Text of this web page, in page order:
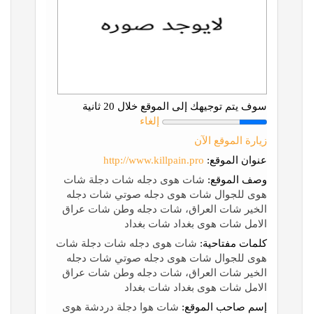
سوف يتم توجيهك إلى الموقع خلال 20 ثانية
إلغاء
زيارة الموقع الآن
عنوان الموقع: http://www.killpain.pro
وصف الموقع: شات هوى دجله شات دجلة شات
هوى للجوال شات هوى دجله صوتي شات دجله
الخير شات العراق، شات دجله وطن شات عراق
الامل شات هوى بغداد شات بغداد
كلمات مفتاحية: شات هوى دجله شات دجلة شات
هوى للجوال شات هوى دجله صوتي شات دجله
الخير شات العراق، شات دجله وطن شات عراق
الامل شات هوى بغداد شات بغداد
إسم صاحب الموقع: شات هوا دجلة دردشة هوى